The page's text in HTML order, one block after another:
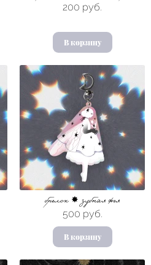
200 руб.
В корзину
брелок ✸ зубная фея
500 руб.
В корзину